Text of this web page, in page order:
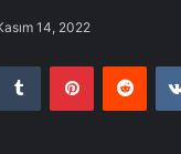
14, 2022
Tumblr Pinterest